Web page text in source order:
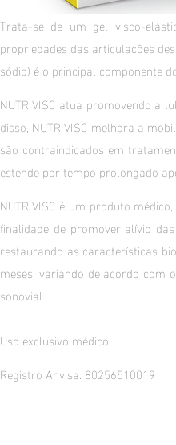
Trata-se de um gel visco-
propriedades das articulações
sódio) é o principal componente
NUTRIVISC atua promovendo a
disso, NUTRIVISC melhora a
são contraindicados em
estende por tempo prolongado
NUTRIVISC é um produto
finalidade de promover alívio
restaurando as características
meses, variando de acordo com
sonovial.
Uso exclusivo médico.
Registro Anvisa: 80256510019